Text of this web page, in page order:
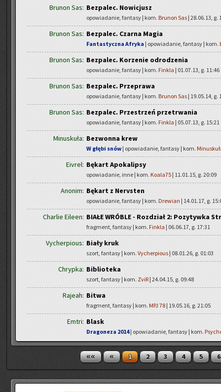
Brunon Sas: Bezpalec. Nowicjusz
opowiadanie, fantasy | kom. Brunon Sas | 28.06.13, g.
Brunon Sas: Bezpalec. Czarna Magia
Fantastyczna Afryka | opowiadanie, fantasy | kom.
Brunon Sas: Bezpalec. Korzenie odrodzenia
opowiadanie, fantasy | kom. Finkla | 01.07.13, g. 11:46
Brunon Sas: Bezpalec. Przeprawa
opowiadanie, fantasy | kom. Brunon Sas | 19.05.14, g.
Brunon Sas: Bezpalec. Przestrzeń przetrwania
opowiadanie, fantasy | kom. Finkla | 05.07.13, g. 15:21
Minuskuła: Bezwonna krew
W głębi snów | opowiadanie, fantasy | kom.
Eivrel: Bękart Apokalipsy
opowiadanie, inne | kom. Koala75 | 11.01.15, g. 20:09
Anonim: Bękart z Nervsten
opowiadanie, fantasy | kom. Drewian | 14.01.17, g.
Charlie Eileen: BIAŁE WRÓBLE - Rozdział 2: Pozytywka
fragment, fantasy | kom. Finkla | 06.06.17, g. 17:31
Vycherpious: Biały kruk
szort, fantasy | kom. Vycherpious | 08.01.26, g. 01:03
Chrypka: Biblioteka
szort, fantasy | kom. ZviR | 24.04.15, g. 09:48
Rajeah: Bitwa
fragment, fantasy | kom. MPJ 78 | 19.05.16, g. 21:05
Emtri: Blask
Dragoneza 2014| opowiadanie, fantasy | kom.
«« « 1 2 3 4 5 6